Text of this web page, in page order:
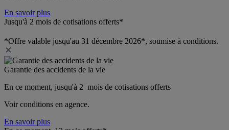
En savoir plus
Jusqu'à 2 mois de cotisations offerts*
*Offre valable jusqu'au 31 décembre 2026*, soumise à conditions.
Garantie des accidents de la vie
En ce moment, jusqu'à 2  mois de cotisations offerts
Voir conditions en agence.
En savoir plus